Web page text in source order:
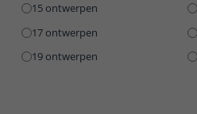
15 ontwerpen
17 ontwerpen
19 ontwerpen